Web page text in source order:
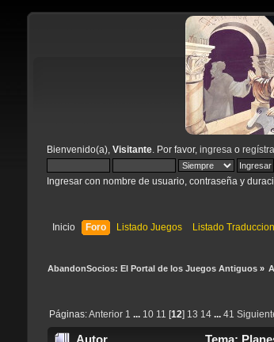
Bienvenido(a), Visitante. Por favor, ingresa o
Ingresar con nombre de usuario, contraseña y
Inicio Foro Listado Juegos Listado
AbandonSocios: El Portal de los Juegos Antiguos»
Páginas:Anterior 1 ... 10 11 12 13 14 ... 41